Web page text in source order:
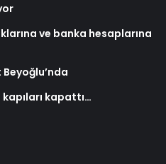
ve banka hesaplarına
Beyoğlu’nda
kapattı…